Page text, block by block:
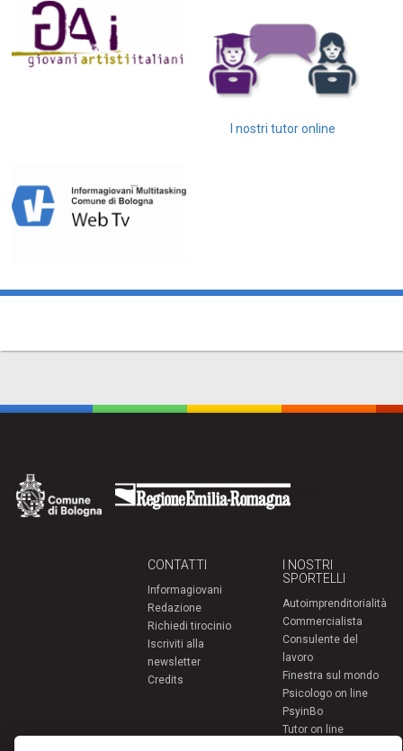
I nostri tutor online
CONTATTI
Informagiovani
Redazione
Richiedi tirocinio
Iscriviti alla
newsletter
Credits
I NOSTRI
SPORTELLI
Autoimprenditorialità
Commercialista
Consulente del
lavoro
Finestra sul mondo
Psicologo on line
PsyinBo
Tutor on line